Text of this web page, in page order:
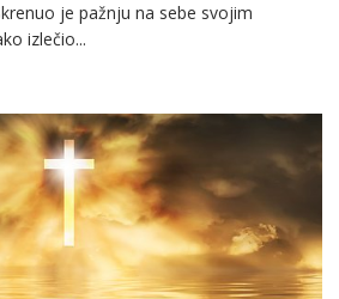
je pažnju na sebe svojim
izlečio...